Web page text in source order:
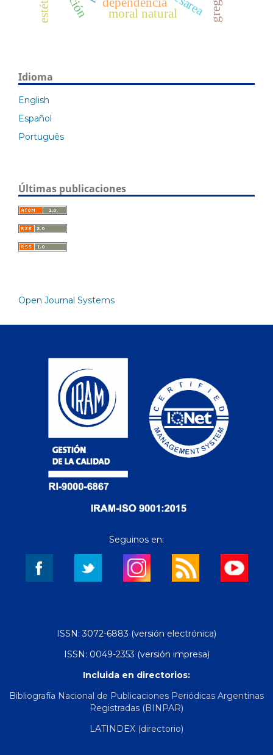
moral natural
Idioma
English
Español
Português
Últimas publicaciones
Open Journal Systems
Seguinos en:
ISSN: 3072-6883 (versión electrónica)
ISSN: 0049-2353 (versión impresa)
Incluida en directorios:
Bibliografía Nacional de Publicaciones Periódicas Argentinas
Registradas (BINPAR)
LATINDEX (directorio)